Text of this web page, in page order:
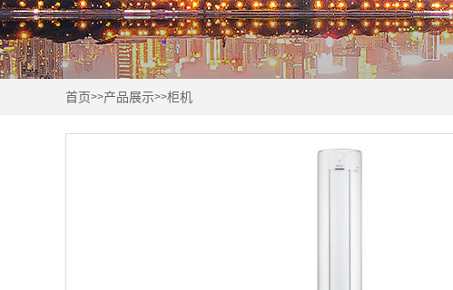
首页>>产品展示>>柜机